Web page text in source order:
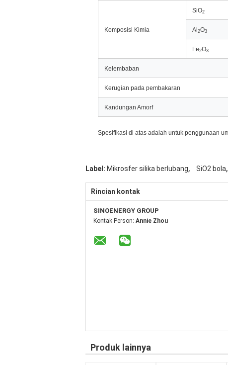
Komposisi Kimia
SiO2
Al 2O3
Fe2O3
Kelembaban
Kerugian pada pembakaran
Kandungan Amorf
Spesifikasi di atas adalah untuk penggunaan
Label: Mikrosfer silika berlubang, SiO2 bola,
Rincian kontak
SINOENERGY GROUP
Kontak Person: Annie Zhou
Produk lainnya